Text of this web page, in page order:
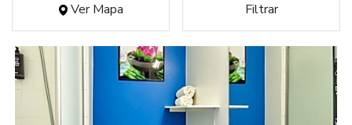
Ver Mapa Filtrar